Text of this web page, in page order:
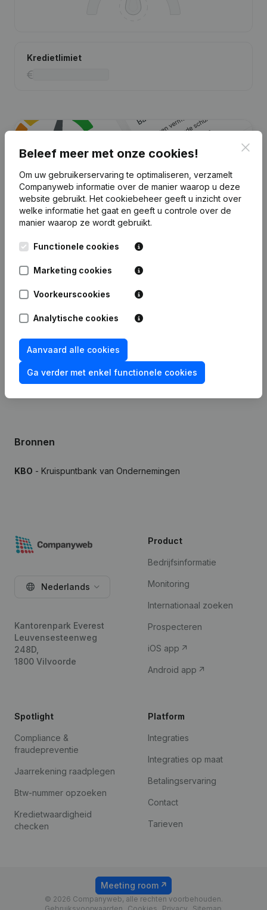
Kredietlimiet
Zoek je meer informatie over dit
bedrijf?
Raadpleeg de gezondheid in een oogopslag
Kies voor snelle inzichten of granulaire details
Krijg updates van belangrijke ontwikkelingen
Meer ontdekken
7 dagen gratis proefperiode, geen kredietkaart vereist.
Bronnen
KBO - Kruispuntbank van Ondernemingen
Beleef meer met onze cookies!
Om uw gebruikerservaring te optimaliseren, verzamelt
Companyweb informatie over de manier waarop u deze
website gebruikt. Het cookiebeheer geeft u inzicht over
welke informatie het gaat en geeft u controle over de
manier waarop ze wordt gebruikt.
Functionele cookies
Marketing cookies
Voorkeurscookies
Analytische cookies
Aanvaard alle cookies
Ga verder met enkel functionele cookies
Nederlands
Kantorenpark Everest
Leuvensesteenweg
248D,
1800 Vilvoorde
Product
Bedrijfsinformatie
Monitoring
Internationaal zoeken
Prospecteren
iOS app
Android app
Spotlight
Compliance &
fraudepreventie
Jaarrekening raadplegen
Btw-nummer opzoeken
Kredietwaardigheid
checken
Platform
Integraties
Integraties op maat
Betalingservaring
Contact
Tarieven
© 2026 Companyweb, alle rechten voorbehouden.
Meeting room